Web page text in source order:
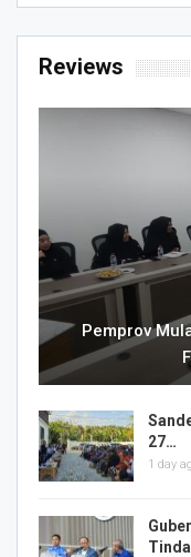
Reviews
Pemprov
27…
1 day